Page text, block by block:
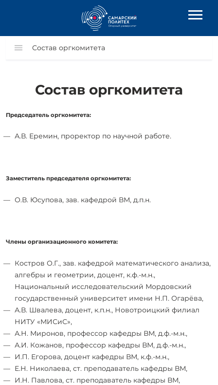
Состав оргкомитета
Состав оргкомитета
Председатель оргкомитета:
А.В. Еремин, проректор по научной работе.
Заместитель председателя оргкомитета:
О.В. Юсупова, зав. кафедрой ВМ, д.п.н.
Члены организационного комитета:
Костров О.Г., зав. кафедрой математического анализа,
алгебры и геометрии, доцент, к.ф.-м.н.,
Национальный исследовательский Мордовский
государственный университет имени Н.П. Огарёва,
А.В. Швалева, доцент, к.п.н., Новотроицкий филиал
НИТУ «МИСиС»,
А.Н. Миронов, профессор кафедры ВМ, д.ф.-м.н.,
А.И. Кожанов, профессор кафедры ВМ, д.ф.-м.н.,
И.П. Егорова, доцент кафедры ВМ, к.ф.-м.н.,
Е.Н. Николаева, ст. преподаватель кафедры ВМ,
И.Н. Павлова, ст. преподаватель кафедры ВМ,